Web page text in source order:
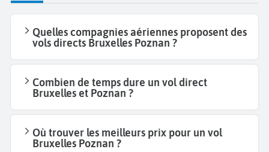
Quelles compagnies aériennes proposent des
vols directs Bruxelles Poznan ?
Combien de temps dure un vol direct
Bruxelles et Poznan ?
Où trouver les meilleurs prix pour un vol
Bruxelles Poznan ?